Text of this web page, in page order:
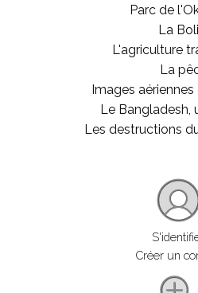
Parc de
La
L'agriculture
La
Images
Le Bangladesh,
Les destructions
Créer un